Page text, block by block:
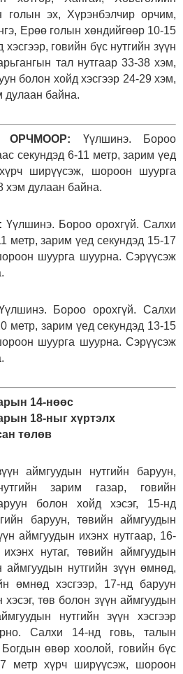
голын эх, Хүрэнбэлчир орчим,
Ерөө голын хөндийгөөр 10-15
говийн бүс нутгийн зүүн
тал нутгаар 33-38 хэм,
болон хойд хэсгээр 24-29 хэм,
дулаан байна.
ОРЧМООР: Үүлшинэ. Бороо
секундэд 6-11 метр, зарим үед
ширүүсэж, шороон шуурга
хэм дулаан байна.
Үүлшинэ. Бороо орохгүй. Салхи
метр, зарим үед секундэд 15-17
шуурга шуурна. Сэрүүсэж
Бороо орохгүй. Салхи
метр, зарим үед секундэд 13-15
шуурга шуурна. Сэрүүсэж
14-нөөс
18-ныг хүртэлх
төлөв
аймгуудын нутгийн баруун,
зарим газар, говийн
болон хойд хэсэг, 15-нд
баруун, төвийн аймгуудын
аймгуудын ихэнх нутгаар, 16-
нутаг, төвийн аймгуудын
аймгуудын нутгийн зүүн өмнөд,
өмнөд хэсгээр, 17-нд баруун
хэсэг, төв болон зүүн аймгуудын
нутгийн зүүн хэсгээр
Салхи 14-нд говь, талын
өвөр хоолой, говийн бүс
метр хүрч ширүүсэж, шороон